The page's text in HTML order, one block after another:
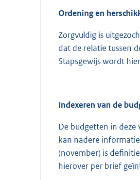
Ordening en
Zorgvuldig is
dat de relatie tussen
Stapsgewijs wordt
Indexeren van de
De budgetten in deze
kan nadere
(november) is
hierover per brief